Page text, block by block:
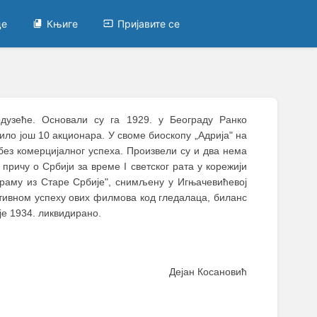
Књиге Пријавите се
Oсновали су га 1929. у Београду Ранко
још 10 акционара. У своме биоскопу „Адрија" на
комерцијалног успеха. Произвели су и два нема
о Србији за време I светског рата у корежији
из Старе Србије", снимљену у Игњачевићевој
успеху ових филмова код гледалаца, биланс
1934. ликвидирано.
Дејан Косановић